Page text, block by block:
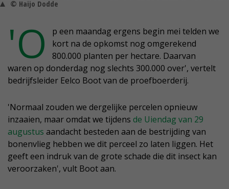
© Haijo Dodde
'O
p een maandag ergens begin mei telden we
kort na de opkomst nog omgerekend
800.000 planten per hectare. Daarvan
waren op donderdag nog slechts 300.000 over', vertelt
bedrijfsleider Eelco Boot van de proefboerderij.
'Normaal zouden we dergelijke percelen opnieuw
inzaaien, maar omdat we tijdens de Uiendag van 29
augustus aandacht besteden aan de bestrijding van
bonenvlieg hebben we dit perceel zo laten liggen. Het
geeft een indruk van de grote schade die dit insect kan
veroorzaken', vult Boot aan.